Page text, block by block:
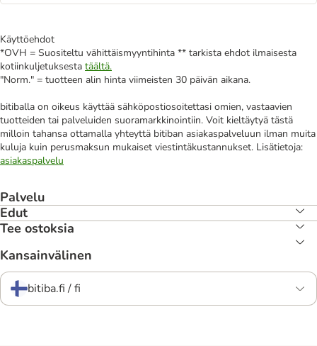
Käyttöehdot
*OVH = Suositeltu vähittäismyyntihinta ** tarkista ehdot ilmaisesta
kotiinkuljetuksesta täältä.
"Norm." = tuotteen alin hinta viimeisten 30 päivän aikana.
bitiballa on oikeus käyttää sähköpostiosoitettasi omien, vastaavien
tuotteiden tai palveluiden suoramarkkinointiin. Voit kieltäytyä tästä
milloin tahansa ottamalla yhteyttä bitiban asiakaspalveluun ilman muita
kuluja kuin perusmaksun mukaiset viestintäkustannukset. Lisätietoja:
asiakaspalvelu
Palvelu
Edut
Tee ostoksia
Kansainvälinen
bitiba.fi / fi